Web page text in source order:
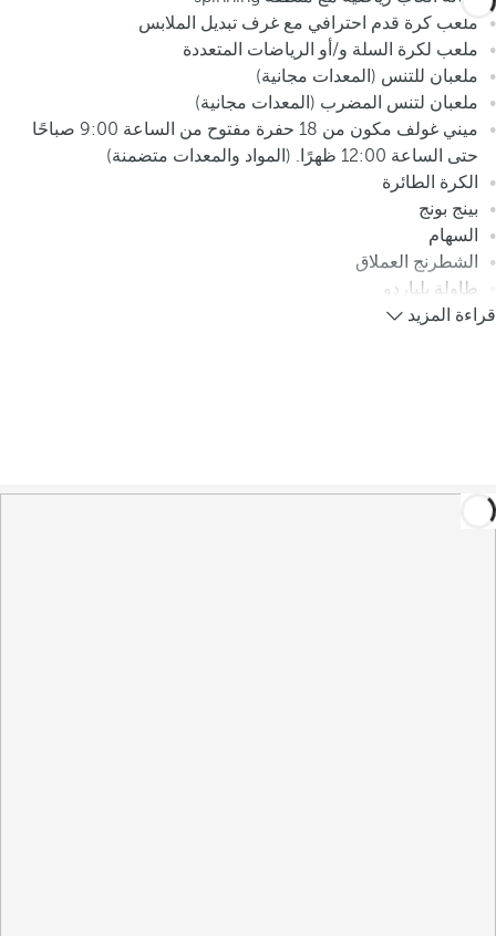
ملعب كرة قدم احترافي مع غرف تبديل الملابس
ملعب لكرة السلة و/أو الرياضات المتعددة
ملعبان للتنس (المعدات مجانية)
ملعبان لتنس المضرب (المعدات مجانية)
ميني غولف مكون من 18 حفرة مفتوح من الساعة 9:00 صباحًا
حتى الساعة 12:00 ظهرًا. (المواد والمعدات متضمنة)
الكرة الطائرة
بينج بونج
السهام
الشطرنج العملاق
طاولة بلياردو
قراءة المزيد